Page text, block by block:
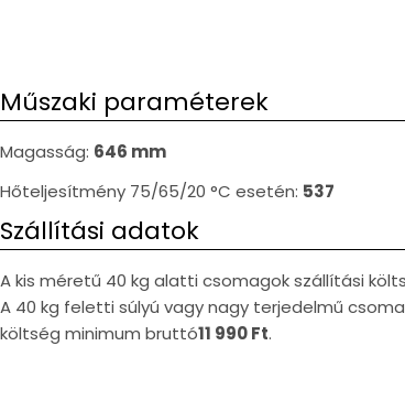
Műszaki paraméterek
Magasság: 646 mm
Hőteljesítmény 75/65/20 °C esetén: 537
Szállítási adatok
A kis méretű 40 kg alatti csomagok szállítási
A 40 kg feletti súlyú vagy nagy terjedelmű
költség minimum bruttó11 990 Ft.